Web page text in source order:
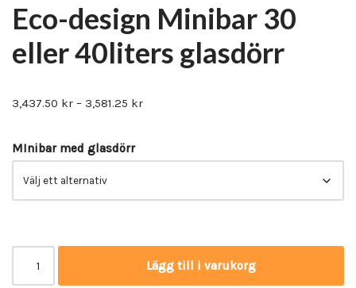
Eco-design Minibar 30
eller 40liters glasdörr
3,437.50 kr – 3,581.25 kr
MInibar med glasdörr
Lägg till i varukorg